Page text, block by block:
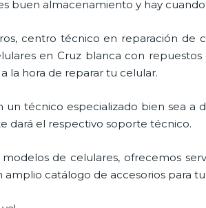
buen almacenamiento y hay
centro técnico en reparación de
en Cruz blanca con
la hora de reparar tu celular.
un técnico especializado bien sea
dará el respectivo soporte técnico.
de celulares, ofrecemos
catálogo de accesorios para